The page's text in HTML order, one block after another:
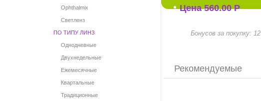
Ophthalmix
Светленз
ПО ТИПУ ЛИНЗ
Однодневные
Двухнедельные
Ежемесячные
Квартальные
Традиционные
Цена560.00 Р
Бонусов за покупку: 12
Рекомендуемые